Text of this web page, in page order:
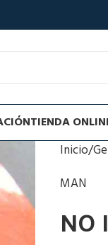
TIENDA
Inicio
MAN
NO